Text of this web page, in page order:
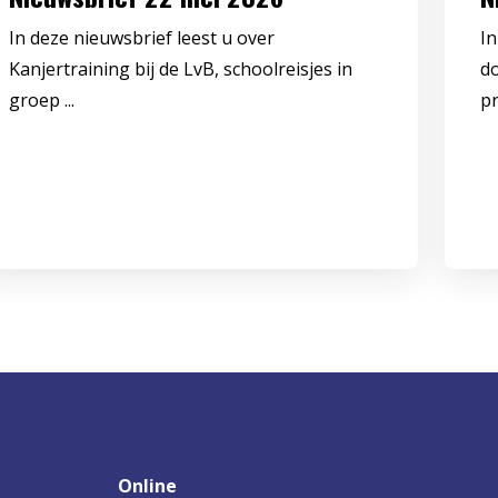
In deze nieuwsbrief leest u over
Kanjertraining bij de LvB, schoolreisjes in
groep ...
Online